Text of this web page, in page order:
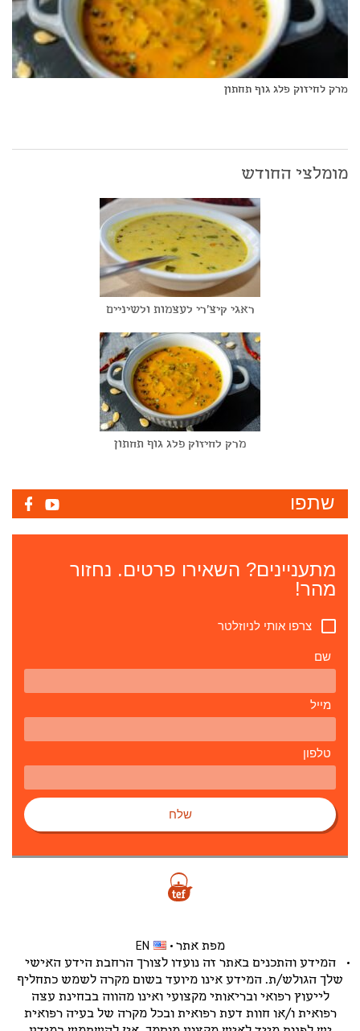
מרק לחיזוק פלג גוף תחתון
מומלצי החודש
ראגי קיצ'רי לעצמות ולשיניים
מרק לחיזוק פלג גוף תחתון
שתפו
מתעניינים? השאירו פרטים. נחזור
מהר!
צרפו אותי לניוזלטר
שם
מייל
טלפון
שלח
מפת אתר
EN
המידע והתכנים באתר זה נועדו לצורך הרחבת הידע האישי
שלך הגולש/ת. המידע אינו מיועד בשום מקרה לשמש כתחליף
לייעוץ רפואי ובריאותי מקצועי ואינו מהווה בבחינת עצה
רפואית ו/או חוות דעת רפואית ובכל מקרה של בעיה רפואית